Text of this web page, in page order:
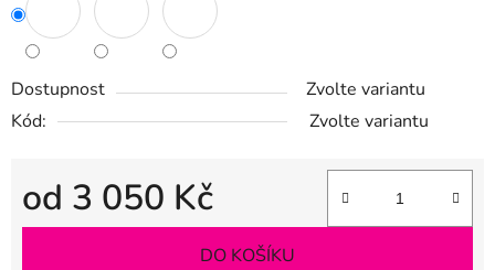
Dostupnost
Zvolte variantu
Kód:
Zvolte variantu
od 3 050 Kč
Měrná cena:
DO KOŠÍKU